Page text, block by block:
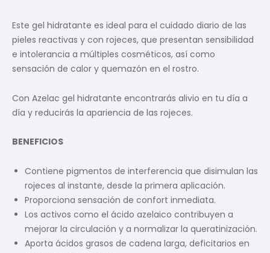
Este gel hidratante es ideal para el cuidado diario de las
pieles reactivas y con rojeces, que presentan sensibilidad
e intolerancia a múltiples cosméticos, así como
sensación de calor y quemazón en el rostro.
Con Azelac gel hidratante encontrarás alivio en tu día a
día y reducirás la apariencia de las rojeces.
BENEFICIOS
Contiene pigmentos de interferencia que disimulan las
rojeces al instante, desde la primera aplicación.
Proporciona sensación de confort inmediata.
Los activos como el ácido azelaico contribuyen a
mejorar la circulación y a normalizar la queratinización.
Aporta ácidos grasos de cadena larga, deficitarios en